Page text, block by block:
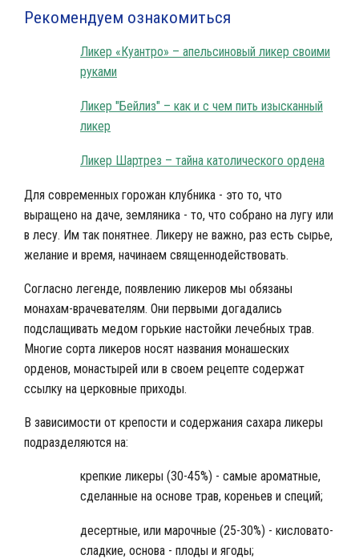
Рекомендуем ознакомиться
Ликер «Куантро» – апельсиновый ликер своими
руками
Ликер "Бейлиз" – как и с чем пить изысканный
ликер
Ликер Шартрез – тайна католического ордена
Для современных горожан клубника - это то, что
выращено на даче, земляника - то, что собрано на лугу или
в лесу. Им так понятнее. Ликеру не важно, раз есть сырье,
желание и время, начинаем священнодействовать.
Согласно легенде, появлению ликеров мы обязаны
монахам-врачевателям. Они первыми догадались
подслащивать медом горькие настойки лечебных трав.
Многие сорта ликеров носят названия монашеских
орденов, монастырей или в своем рецепте содержат
ссылку на церковные приходы.
В зависимости от крепости и содержания сахара ликеры
подразделяются на:
крепкие ликеры (30-45%) - самые ароматные,
сделанные на основе трав, кореньев и специй;
десертные, или марочные (25-30%) - кисловато-
сладкие, основа - плоды и ягоды;